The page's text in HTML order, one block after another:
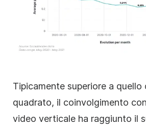
Tipicamente superiore a
quadrato, il coinvolgimento
video verticale ha raggiunto il